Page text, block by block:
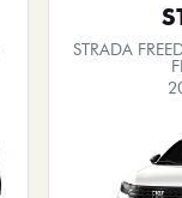
STRADA